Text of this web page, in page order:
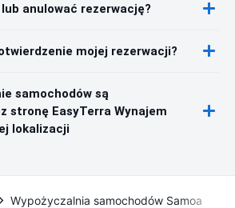
anulować rezerwację?
mojej rezerwacji?
samochodów są
stronę EasyTerra Wynajem
lokalizacji
Wypożyczalnia samochodów Samoa